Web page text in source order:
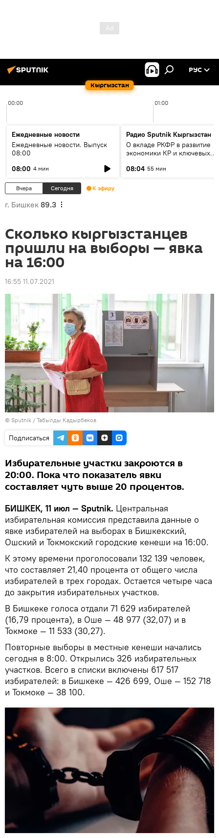
Кыргызстан
РУС
00:00 01:00
Ежедневные новости
Ежедневные новости. Выпуск
08:00
08:00 4 мин
Радио Sputnik Кыргызстан
О вкладе РКФР в развитие
экономики КР и ключевых
08:04 55 мин
Вчера Сегодня К эфиру
г. Бишкек 89.3
Сколько кыргызстанцев
пришли на выборы — явка
на 16:00
16:55 11.07.2021
© Sputnik / Табылды Кадырбеков
Подписаться
Избирательные участки закроются в
20:00. Пока что показатель явки
составляет чуть выше 20 процентов.
БИШКЕК, 11 июл — Sputnik. Центральная
избирательная комиссия представила данные о
явке избирателей на выборах в Бишкекский,
Ошский и Токмокский городские кенеши на 16:00.
К этому времени проголосовали 132 139 человек,
что составляет 21,40 процента от общего числа
избирателей в трех городах. Остается четыре часа
до закрытия избирательных участков.
В Бишкеке голоса отдали 71 629 избирателей
(16,79 процента), в Оше — 48 977 (32,07) и в
Токмоке — 11 533 (30,27).
Повторные выборы в местные кенеши начались
сегодня в 8:00. Открылись 326 избирательных
участков. Всего в списки включены 617 517
избирателей: в Бишкеке — 426 699, Оше — 152 718
и Токмоке — 38 100.